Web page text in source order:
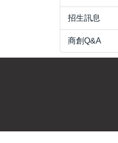
招生訊息
商創Q&A